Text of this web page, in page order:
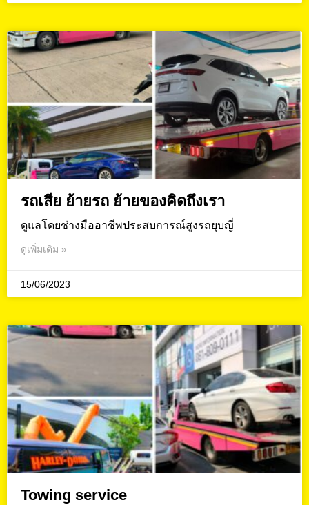
รถเสีย ย้ายรถ ย้ายของคิดถึงเรา
ดูแลโดยช่างมืออาชีพประสบการณ์สูงรถยุบญี่
ดูเพิ่มเติม »
15/06/2023
Towing service